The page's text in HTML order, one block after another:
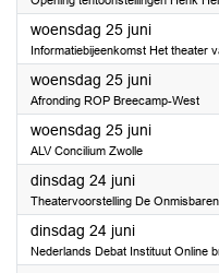
woensdag 25 juni2025
Informatiebijeenkomst Het theater
woensdag 25 juni2025
Afronding ROP Breecamp-West
woensdag 25 juni2025
ALV Concilium Zwolle
dinsdag 24 juni2025
Theatervoorstelling De Onmisbaren
dinsdag 24 juni2025
Nederlands Debat Instituut Online